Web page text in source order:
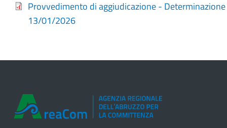
Provvedimento di aggiudicazione -
13/01/2026